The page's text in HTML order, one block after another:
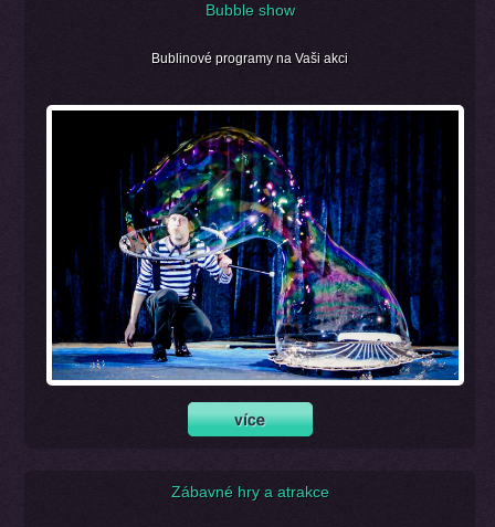
Bubble show
Bublinové programy na Vaši akci
Zábavné hry a atrakce